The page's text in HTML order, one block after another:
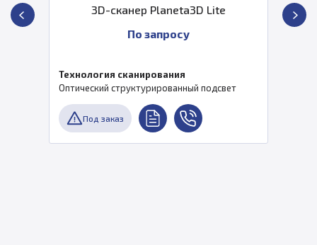
3D-сканер Planeta3D Lite
По запросу
Технология сканирования
Оптический структурированный подсвет
Под заказ